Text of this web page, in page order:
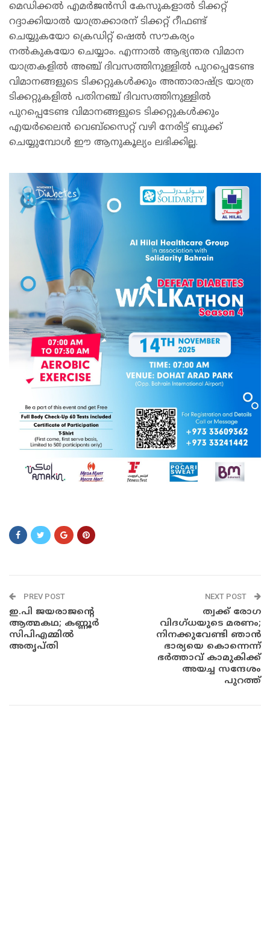
മെഡിക്കൽ എമർജൻസി കേസുകളാൽ ടിക്കറ്റ്
റദ്ദാക്കിയാല്‍ യാത്രക്കാരന് ടിക്കറ്റ് റീഫണ്ട്
ചെയ്യുകയോ ക്രെഡിറ്റ് ഷെൽ സൗകര്യം
നൽകുകയോ ചെയ്യാം. എന്നാൽ ആഭ്യന്തര വിമാന
യാത്രകളിൽ അഞ്ച് ദിവസത്തിനുള്ളിൽ പുറപ്പെടേണ്ട
വിമാനങ്ങളുടെ ടിക്കറ്റുകൾക്കും അന്താരാഷ്ട്ര യാത്ര
ടിക്കറ്റുകളിൽ പതിനഞ്ച് ദിവസത്തിനുള്ളിൽ
പുറപ്പെടേണ്ട വിമാനങ്ങളുടെ ടിക്കറ്റുകൾക്കും
എയർലൈൻ വെബ്സൈറ്റ് വഴി നേരിട്ട് ബുക്ക്
ചെയ്യുമ്പോൾ ഈ ആനുകൂല്യം ലഭിക്കില്ല.
PREV POST
ഇ.പി ജയരാജന്റെ
ആത്മകഥ; കണ്ണൂർ
സിപിഎമ്മിൽ
അതൃപ്തി
NEXT POST
ത്വക്ക് രോഗ
വിദഗ്ധയുടെ മരണം;
നിനക്കുവേണ്ടി ഞാൻ
ഭാര്യയെ കൊന്നെന്ന്
ഭർത്താവ് കാമുകിക്ക്
അയച്ച സന്ദേശം
പുറത്ത്